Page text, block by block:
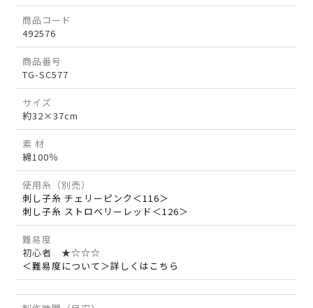
商品コード
492576
商品番号
TG-SC577
サイズ
約32×37cm
素 材
綿100％
使用糸（別売）
刺し子糸 チェリーピンク＜116＞
刺し子糸 ストロベリーレッド＜126＞
難易度
初心者 ★☆☆☆
＜難易度について＞詳しくはこちら